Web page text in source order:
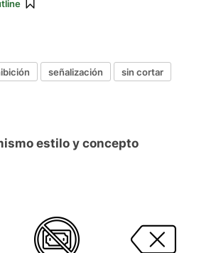
señalización
sin cortar
estilo y concepto